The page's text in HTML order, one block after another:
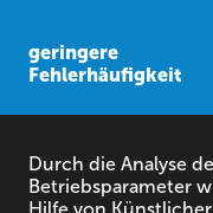
geringere
Fehlerhäufigkeit
Durch die Analyse
Betriebsparameter